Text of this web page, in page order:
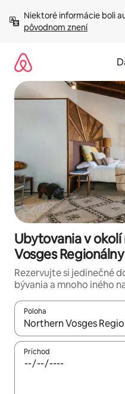
obsah.
Niektoré informácie boli
pôvodnom znení
Ubytovania v
Vosges
Rezervujte si jedinečné
bývania a mnoho iného
Poloha
Keď budú výsledky k
Príchod